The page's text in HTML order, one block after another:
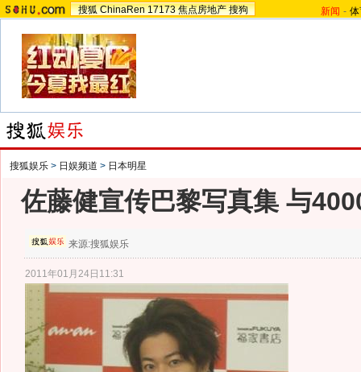
搜狐 ChinaRen 17173 焦点房地产 搜狗 新闻 -
搜狐娱乐 > 日娱频道 > 日本明星
佐藤健宣传巴黎写真集 与
来源:搜狐娱乐
2011年01月24日11:31